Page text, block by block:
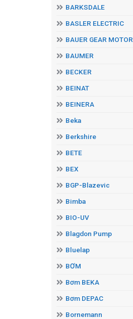
BARKSDALE
BASLER ELECTRIC
BAUER GEAR MOTOR
BAUMER
BECKER
BEINAT
BEINERA
Beka
Berkshire
BETE
BEX
BGP-Blazevic
Bimba
BIO-UV
Blagdon Pump
Bluelap
BƠM
Bơm BEKA
Bơm DEPAC
Bornemann